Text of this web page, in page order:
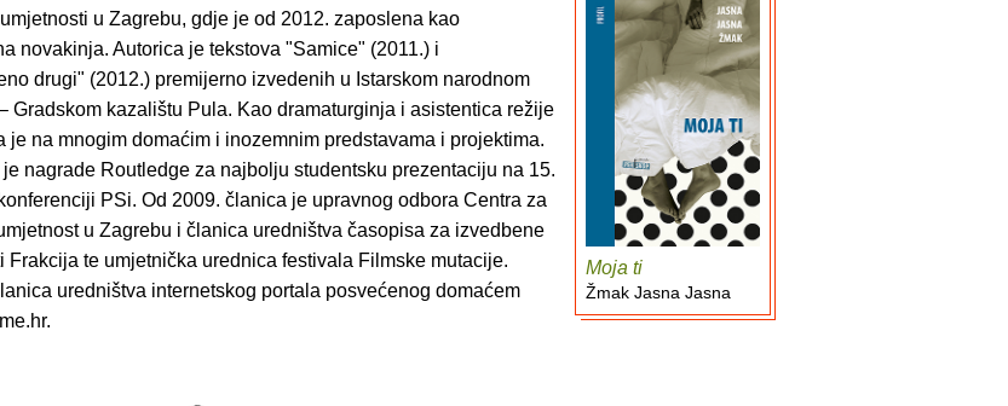
Moja ti
Žmak Jasna Jasna
u Zagrebu, gdje je od 2012. zaposlena kao
novakinja. Autorica je tekstova "Samice" (2011.) i
drugi" (2012.) premijerno izvedenih u Istarskom narodnom
Gradskom kazalištu Pula. Kao dramaturginja i asistentica režije
je na mnogim domaćim i inozemnim predstavama i projektima.
nagrade Routledge za najbolju studentsku prezentaciju na 15.
PSi. Od 2009. članica je upravnog odbora Centra za
u Zagrebu i članica uredništva časopisa za izvedbene
Frakcija te umjetnička urednica festivala Filmske mutacije.
uredništva internetskog portala posvećenog domaćem